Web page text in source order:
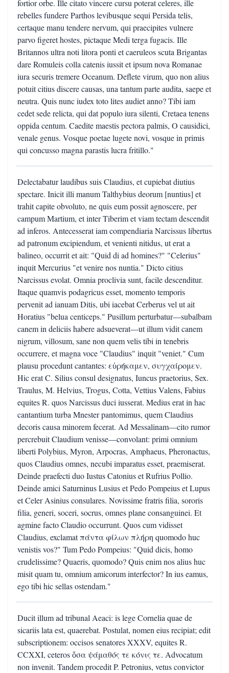
fortior orbe. Ille citato vincere cursu poterat celeres, ille
rebelles fundere Parthos levibusque sequi Persida telis,
certaque manu tendere nervum, qui praecipites vulnere
parvo figeret hostes, pictaque Medi terga fugacis. Ille
Britannos ultra noti litora ponti et caeruleos scuta Brigantas
dare Romuleis colla catenis iussit et ipsum nova Romanae
iura securis tremere Oceanum. Deflete virum, quo non alius
potuit citius discere causas, una tantum parte audita, saepe et
neutra. Quis nunc iudex toto lites audiet anno? Tibi iam
cedet sede relicta, qui dat populo iura silenti, Cretaea tenens
oppida centum. Caedite maestis pectora palmis, O causidici,
venale genus. Vosque poetae lugete novi, vosque in primis
qui concusso magna parastis lucra fritillo."
Delectabatur laudibus suis Claudius, et cupiebat diutius
spectare. Inicit illi manum Talthybius deorum [nuntius] et
trahit capite obvoluto, ne quis eum possit agnoscere, per
campum Martium, et inter Tiberim et viam tectam descendit
ad inferos. Antecesserat iam compendiaria Narcissus libertus
ad patronum excipiendum, et venienti nitidus, ut erat a
balineo, occurrit et ait: "Quid di ad homines?" "Celerius"
inquit Mercurius "et venire nos nuntia." Dicto citius
Narcissus evolat. Omnia proclivia sunt, facile descenditur.
Itaque quamvis podagricus esset, momento temporis
pervenit ad ianuam Ditis, ubi iacebat Cerberus vel ut ait
Horatius "belua centiceps." Pusillum perturbatur—subalbam
canem in deliciis habere adsueverat—ut illum vidit canem
nigrum, villosum, sane non quem velis tibi in tenebris
occurrere, et magna voce "Claudius" inquit "veniet." Cum
plausu procedunt cantantes: εὑρήκαμεν, συγχαίρομεν.
Hic erat C. Silius consul designatus, Iuncus praetorius, Sex.
Traulus, M. Helvius, Trogus, Cotta, Vettius Valens, Fabius
equites R. quos Narcissus duci iusserat. Medius erat in hac
cantantium turba Mnester pantomimus, quem Claudius
decoris causa minorem fecerat. Ad Messalinam—cito rumor
percrebuit Claudium venisse—convolant: primi omnium
liberti Polybius, Myron, Arpocras, Amphaeus, Pheronactus,
quos Claudius omnes, necubi imparatus esset, praemiserat.
Deinde praefecti duo Iustus Catonius et Rufrius Pollio.
Deinde amici Saturninus Lusius et Pedo Pompeius et Lupus
et Celer Asinius consulares. Novissime fratris filia, sororis
filia, generi, soceri, socrus, omnes plane consanguinei. Et
agmine facto Claudio occurrunt. Quos cum vidisset
Claudius, exclamat πάντα φίλων πλήρη quomodo huc
venistis vos?" Tum Pedo Pompeius: "Quid dicis, homo
crudelissime? Quaeris, quomodo? Quis enim nos alius huc
misit quam tu, omnium amicorum interfector? In ius eamus,
ego tibi hic sellas ostendam."
Ducit illum ad tribunal Aeaci: is lege Cornelia quae de
sicariis lata est, quaerebat. Postulat, nomen eius recipiat; edit
subscriptionem: occisos senatores XXXV, equites R.
CCXXI, ceteros ὅσα ψάμαθός τε κόνις τε. Advocatum
non invenit. Tandem procedit P. Petronius, vetus convictor